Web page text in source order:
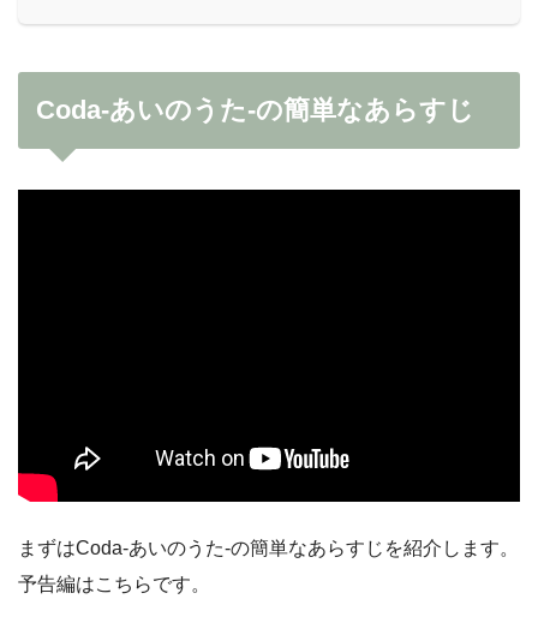
Coda-あいのうた-の簡単なあらすじ
まずはCoda-あいのうた-の簡単なあらすじを紹介します。
予告編はこちらです。